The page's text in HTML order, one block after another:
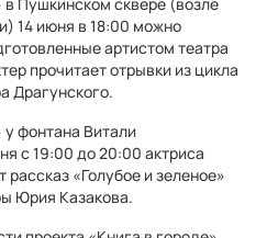
14 июня в 18:00 можно
артистом театра
прочитает отрывки из цикла
Драгунского.
фонтана Витали
с 19:00 до 20:00 актриса
«Голубое и зеленое»
Юрия Казакова.